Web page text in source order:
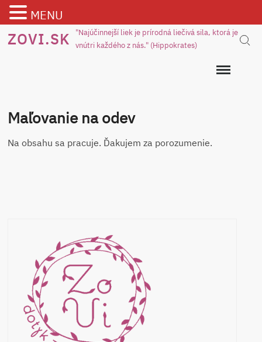
Skip
toZOVI.SK
"Najúčinnejší liek je prírodná liečivá sila, ktorá je
vnútri každého z nás." (Hippokrates)
Maľovanie na odev
Na obsahu sa pracuje. Ďakujem za porozumenie.
MENU